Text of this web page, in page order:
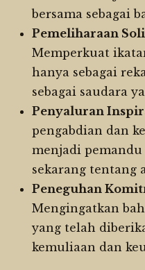
bersama sebagai
Pemeliharaan
Memperkuat
hanya sebagai
sebagai saudara
Penyaluran
pengabdian dan
menjadi
sekarang tentang
Peneguhan
Mengingatkan
yang telah
kemuliaan dan